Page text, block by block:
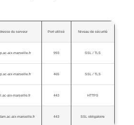
du serveur Port utilisé Niveau de sécurité
aix-marseille.fr 993 SSL / TLS
aix-marseille.fr 465 SSL / TLS
aix-marseille.fr 443 HTTPS
aix-marseille.fr 443 SSL obligatoire